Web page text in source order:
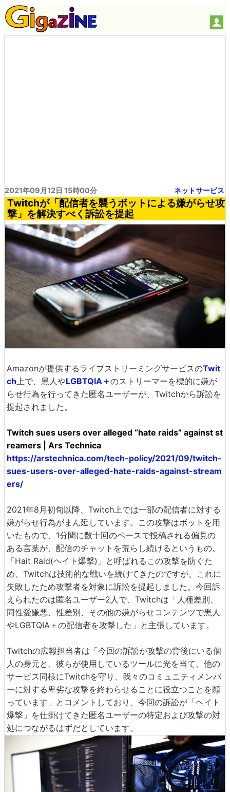
2021年09月12日 15時00分 ネットサービス
Twitchが「配信者を襲うボットによる嫌がらせ攻
撃」を解決すべく訴訟を提起
Amazonが提供するライブストリーミングサービスのTwit
ch 上で、黒人やLGBTQIA＋のストリーマーを標的に嫌が
らせ行為を行ってきた匿名ユーザーが、Twitchから訴訟を
提起されました。
Twitch sues users over alleged “hate raids” against st
reamers | Ars Technica
https://arstechnica.com/tech-policy/2021/09/twitch-
sues-users-over-alleged-hate-raids-against-stream
ers/
2021年8月初旬以降、Twitch上では一部の配信者に対する
嫌がらせ行為がまん延しています。この攻撃はボットを用
いたもので、1分間に数十回のペースで投稿される偏見の
ある言葉が、配信のチャットを荒らし続けるというもの。
「Hait Raid(ヘイト爆撃)」と呼ばれるこの攻撃を防ぐた
め、Twitchは技術的な戦いを続けてきたのですが、これに
失敗したため攻撃者を対象に訴訟を提起しました。今回訴
えられたのは匿名ユーザー2人で、Twitchは「人種差別、
同性愛嫌悪、性差別、その他の嫌がらせコンテンツで黒人
やLGBTQIA＋の配信者を攻撃した」と主張しています。
Twitchの広報担当者は「今回の訴訟が攻撃の背後にいる個
人の身元と、彼らが使用しているツールに光を当て、他の
サービス同様にTwitchを守り、我々のコミュニティメンバ
ーに対する卑劣な攻撃を終わらせることに役立つことを願
っています」とコメントしており、今回の訴訟が「ヘイト
爆撃」を仕掛けてきた匿名ユーザーの特定および攻撃の対
処につながるはずだとしています。